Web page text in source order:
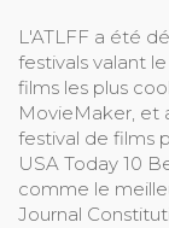
L'ATLFF a été
festivals valant
films les plus
MovieMaker, et
festival de films
USA Today 10
comme le
Journal